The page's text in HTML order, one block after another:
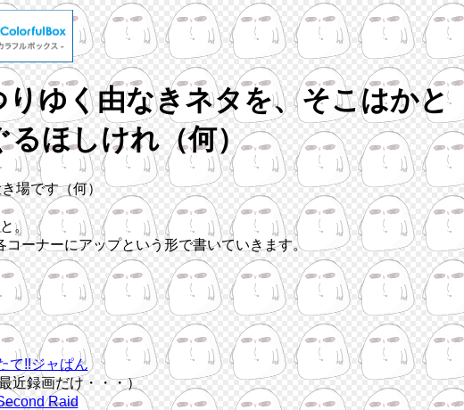
ゆく由なきネタを、そこはかと
ほしけれ（何）
場です（何）
。
ーナーにアップという形で書いていきます。
て!!ジャぱん
近録画だけ・・・）
Raid